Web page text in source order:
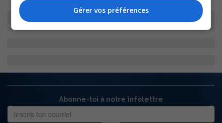
Abonne-toi à notre infolettre
Gérer vos préférences